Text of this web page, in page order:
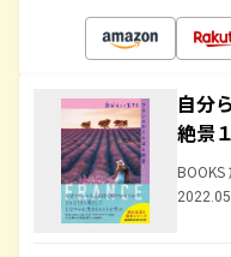
自分
絶景
BOOKS